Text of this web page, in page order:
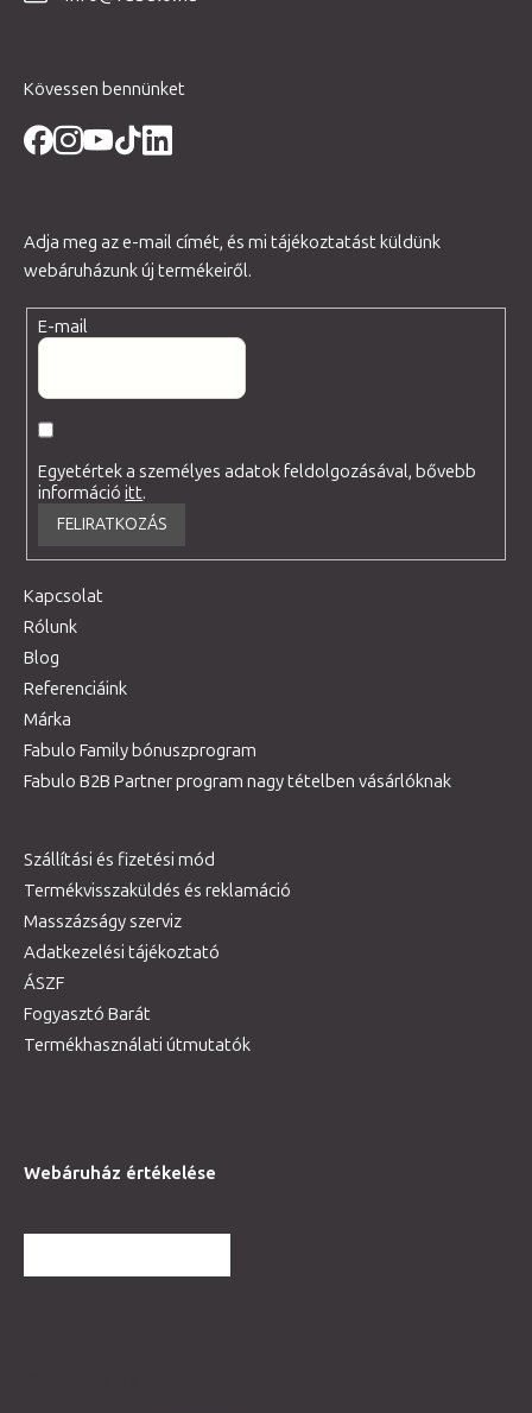
Kövessen bennünket
Adja meg az e-mail címét, és mi tájékoztatást küldünk
webáruházunk új termékeiről.
E-mail
Egyetértek a személyes adatok feldolgozásával, bővebb
információitt.
FELIRATKOZÁS
Kapcsolat
Rólunk
Blog
Referenciáink
Márka
Fabulo Family bónuszprogram
Fabulo B2B Partner program nagy tételben vásárlóknak
Szállítási és fizetési mód
Termékvisszaküldés és reklamáció
Masszázságy szerviz
Adatkezelési tájékoztató
ÁSZF
Fogyasztó Barát
Termékhasználati útmutatók
Webáruház értékelése